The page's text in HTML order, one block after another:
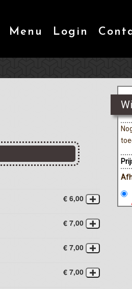
Menu Login
€ 6,00
€ 7,00
€ 7,00
€ 7,00